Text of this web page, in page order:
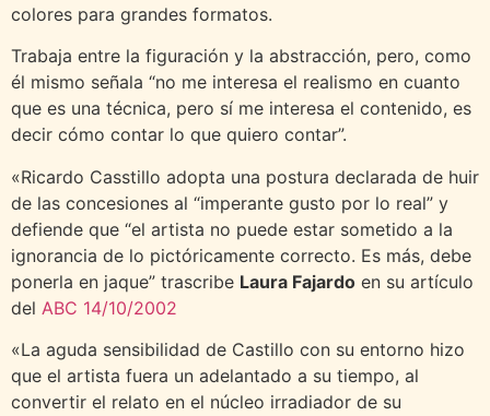
colores para grandes formatos.
Trabaja entre la figuración y la abstracción, pero, como
él mismo señala “no me interesa el realismo en cuanto
que es una técnica, pero sí me interesa el contenido, es
decir cómo contar lo que quiero contar”.
«Ricardo Casstillo adopta una postura declarada de huir
de las concesiones al “imperante gusto por lo real” y
defiende que “el artista no puede estar sometido a la
ignorancia de lo pictóricamente correcto. Es más, debe
ponerla en jaque” trascribe Laura Fajardo en su artículo
del ABC 14/10/2002
«La aguda sensibilidad de Castillo con su entorno hizo
que el artista fuera un adelantado a su tiempo, al
convertir el relato en el núcleo irradiador de su